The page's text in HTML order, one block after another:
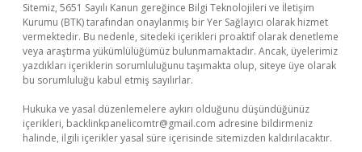
Sitemiz, 5651 Sayılı Kanun gereğince Bilgi Teknolojileri ve İletişim
Kurumu (BTK) tarafından onaylanmış bir Yer Sağlayıcı olarak hizmet
vermektedir. Bu nedenle, sitedeki içerikleri proaktif olarak denetleme
veya araştırma yükümlülüğümüz bulunmamaktadır. Ancak, üyelerimiz
yazdıkları içeriklerin sorumluluğunu taşımakta olup, siteye üye olarak
bu sorumluluğu kabul etmiş sayılırlar.
Hukuka ve yasal düzenlemelere aykırı olduğunu düşündüğünüz
içerikleri, backlinkpanelicomtr@gmail.com adresine bildirmeniz
halinde, ilgili içerikler yasal süre içerisinde sitemizden kaldırılacaktır.